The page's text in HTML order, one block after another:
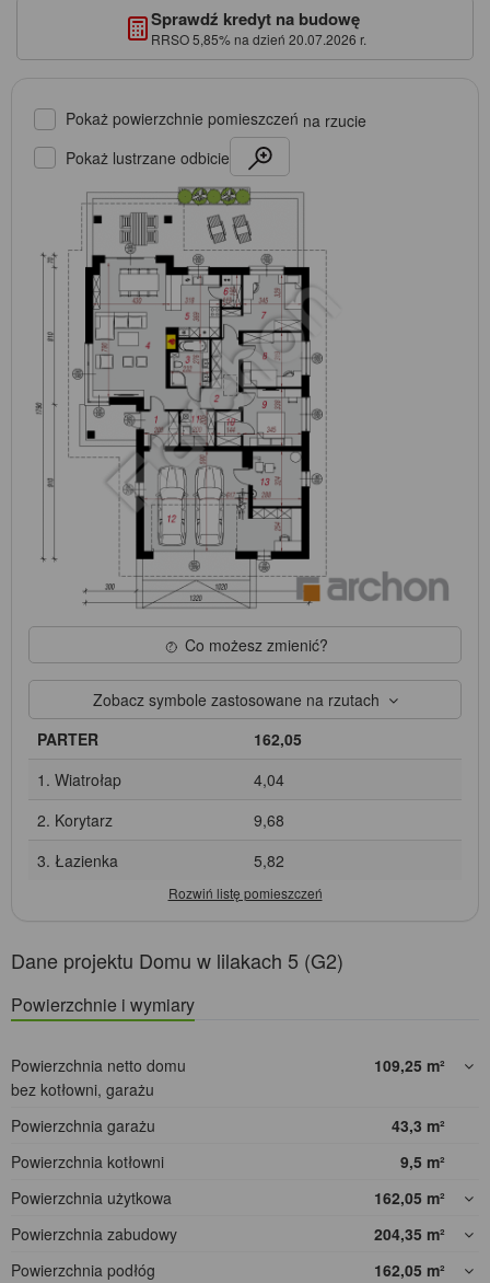
Sprawdź kredyt na budowę
RRSO 5,85% na dzień 20.07.2026 r.
Pokaż powierzchnie pomieszczeń na rzucie
Pokaż lustrzane odbicie
Co możesz zmienić?
Zobacz symbole zastosowane na rzutach
PARTER
162,05
1. Wiatrołap
4,04
2. Korytarz
9,68
3. Łazienka
5,82
Dane projektu Domu w lilakach 5 (G2)
Powierzchnie i wymiary
Powierzchnia netto domu
bez kotłowni, garażu
109,25 m²
Powierzchnia garażu 43,3 m²
Powierzchnia kotłowni
9,5 m²
Powierzchnia użytkowa
162,05 m²
Powierzchnia zabudowy
204,35 m²
Powierzchnia podłóg
162,05 m²